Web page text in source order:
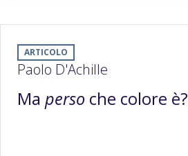
ARTICOLO
Paolo D'Achille
Ma perso che colore è?